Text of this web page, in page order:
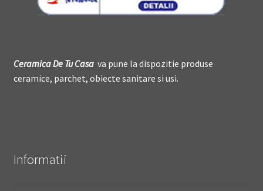
Ceramica DeTu Casava pune la dispozitie produse
ceramice, parchet, obiecte sanitare si usi.
Informatii